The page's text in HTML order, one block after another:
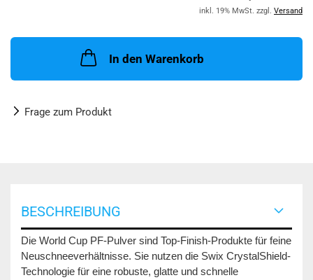
inkl. 19% MwSt. zzgl. Versand
In den Warenkorb
Frage zum Produkt
BESCHREIBUNG
Die World Cup PF-Pulver sind Top-Finish-Produkte für feine
Neuschneeverhältnisse. Sie nutzen die Swix CrystalShield-
Technologie für eine robuste, glatte und schnelle